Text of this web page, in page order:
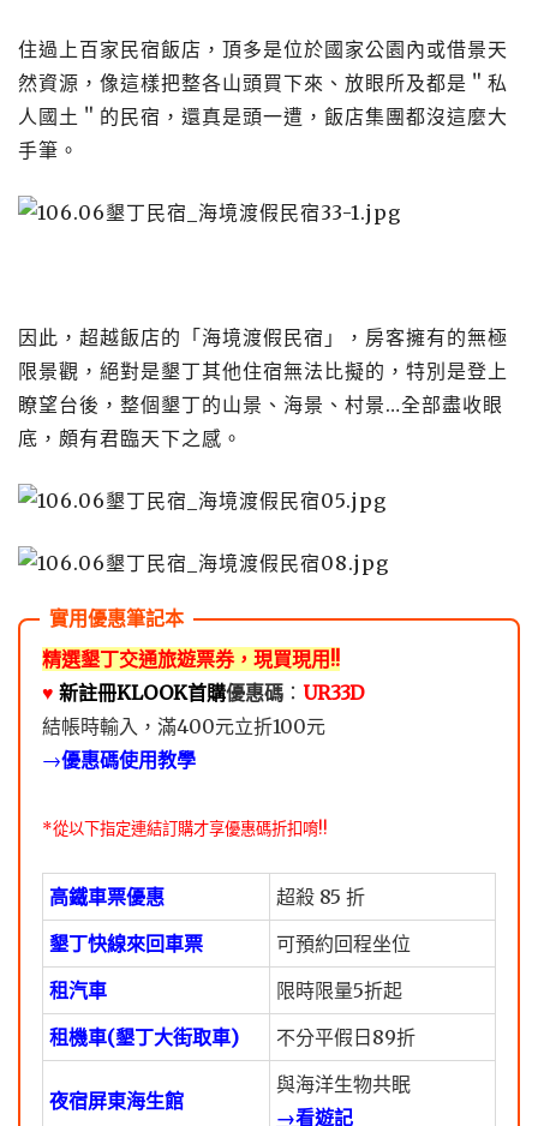
住過上百家民宿飯店，頂多是位於國家公園內或借景天
然資源，像這樣把整各山頭買下來、放眼所及都是＂私
人國土＂的民宿，還真是頭一遭，飯店集團都沒這麼大
手筆。
因此，超越飯店的「海境渡假民宿」，房客擁有的無極
限景觀，絕對是墾丁其他住宿無法比擬的，特別是登上
瞭望台後，整個墾丁的山景、海景、村景…全部盡收眼
底，頗有君臨天下之感。
精選墾丁交通旅遊票券，現買現用!!
♥️ 新註冊KLOOK首購優惠碼 ： UR33D
結帳時輸入，滿400元立折100元
→優惠碼使用教學
*從以下指定連結訂購才享優惠碼折扣唷!!
高鐵車票優惠 超殺 85 折
墾丁快線來回車票
可預約回程坐位
租汽車
限時限量5折起
租機車(墾丁大街取車)
不分平假日89折
夜宿屏東海生館
與海洋生物共眠
→看遊記